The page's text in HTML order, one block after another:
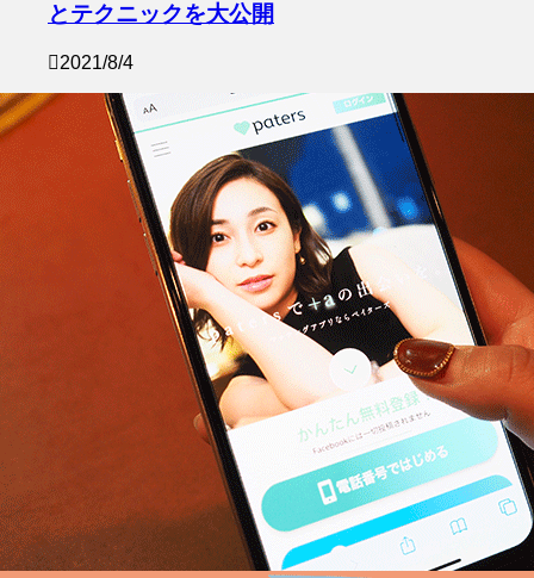
とテクニックを大公開
2021/8/4